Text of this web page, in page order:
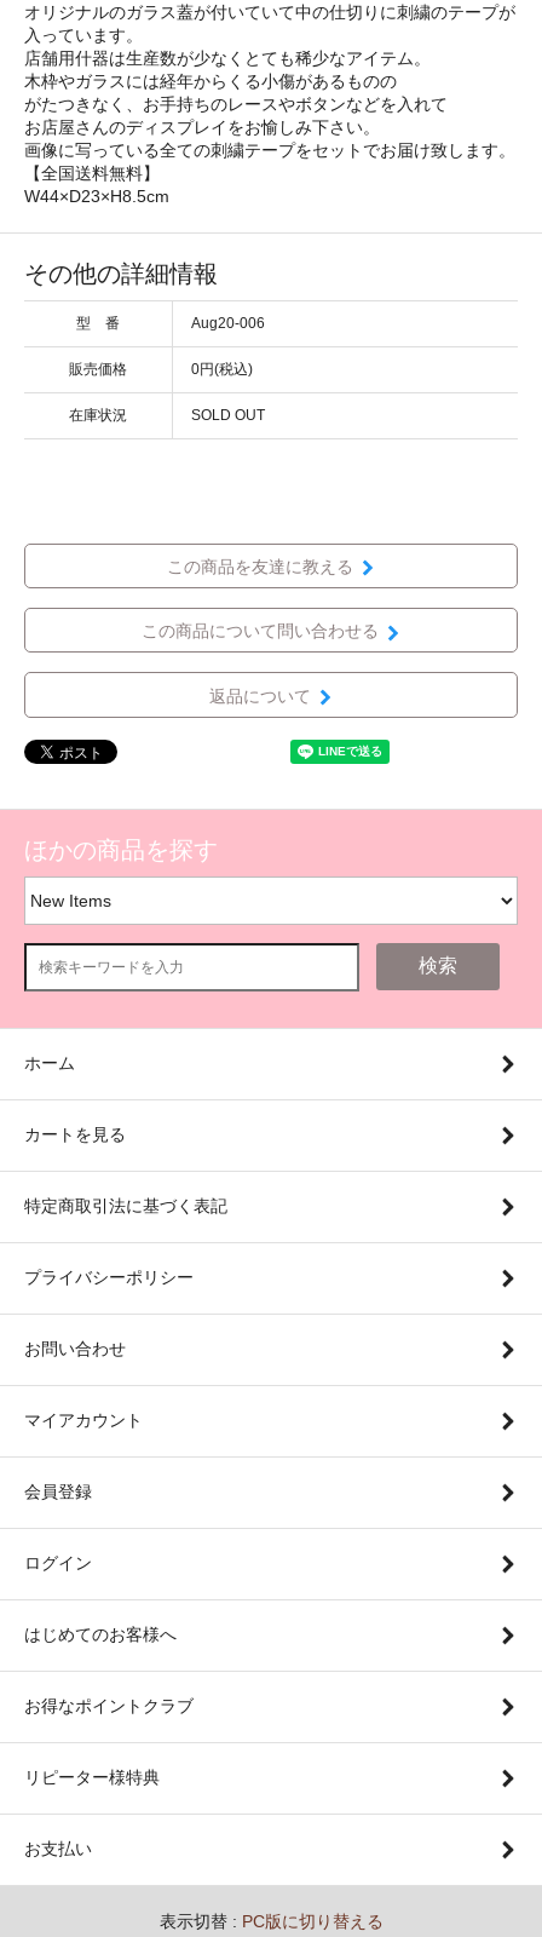
オリジナルのガラス蓋が付いていて中の仕切りに刺繍のテープが
入っています。
店舗用什器は生産数が少なくとても稀少なアイテム。
木枠やガラスには経年からくる小傷があるものの
がたつきなく、お手持ちのレースやボタンなどを入れて
お店屋さんのディスプレイをお愉しみ下さい。
画像に写っている全ての刺繍テープをセットでお届け致します。
【全国送料無料】
W44×D23×H8.5cm
その他の詳細情報
型 番 Aug20-006
販売価格 0円(税込)
在庫状況 SOLD OUT
この商品を友達に教える
この商品について問い合わせる
返品について
ほかの商品を探す
検索
ホーム
カートを見る
特定商取引法に基づく表記
プライバシーポリシー
お問い合わせ
マイアカウント
会員登録
ログイン
はじめてのお客様へ
お得なポイントクラブ
リピーター様特典
お支払い
表示切替 : PC版に切り替える